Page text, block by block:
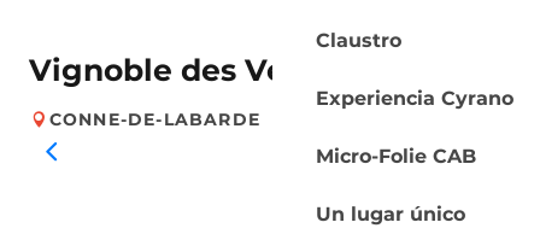
Claustro
Experiencia Cyrano
Micro-Folie CAB
Un lugar único
Vignoble des Verdots
CONNE-DE-LABARDE